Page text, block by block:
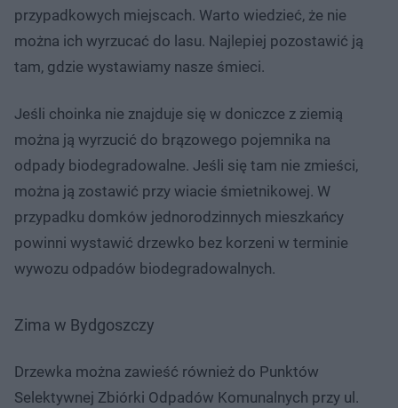
przypadkowych miejscach. Warto wiedzieć, że nie
można ich wyrzucać do lasu. Najlepiej pozostawić ją
tam, gdzie wystawiamy nasze śmieci.
Jeśli choinka nie znajduje się w doniczce z ziemią
można ją wyrzucić do brązowego pojemnika na
odpady biodegradowalne. Jeśli się tam nie zmieści,
można ją zostawić przy wiacie śmietnikowej. W
przypadku domków jednorodzinnych mieszkańcy
powinni wystawić drzewko bez korzeni w terminie
wywozu odpadów biodegradowalnych.
Zima w Bydgoszczy
Drzewka można zawieść również do Punktów
Selektywnej Zbiórki Odpadów Komunalnych przy ul.